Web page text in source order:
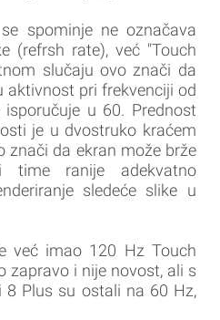
spominje ne označava
(refrsh rate), već "Touch
slučaju ovo znači da
aktivnost pri frekvenciji od
u 60. Prednost
je u dvostruko kraćem
znači da ekran može brže
ranije adekvatno
sledeće slike u
već imao 120 Hz Touch
zapravo i nije novost, ali s
8 Plus su ostali na 60 Hz,